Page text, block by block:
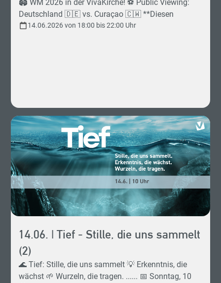
unter folgendem Link an:
https://vivakirche.church.tools/groups/1193 Solltest
du bei der Anmeldung Unterstützung brauchen oder
🏟️ WM 2026 in der VivaKirche! ⚽ Public Viewing:
Deutschland 🇩🇪 vs. Curaçao 🇨🇼 **Diesen
Sonntag**, 14.06. wollen wir gemeinsam das Spiel
genießt die Gemeinschaft, die Fußballstimmung und
verbringt einen entspannten Abend in der Viva! Wir
freuen uns auf euch! 🙌⚽ Gerne dürft ihr euch hier
anmelden, damit wir einen Überblick haben wieviele
wir sind. Flyer zum Teilen im Anhang!
14.06.2026 von 18:00 bis 22:00 Uhr
14.06. | Tief - Stille, die uns sammelt
(2)
🌊 Tief: Stille, die uns sammelt 💡 Erkenntnis, die
wächst 🌱 Wurzeln, die tragen. ...... 📅 Sonntag, 10